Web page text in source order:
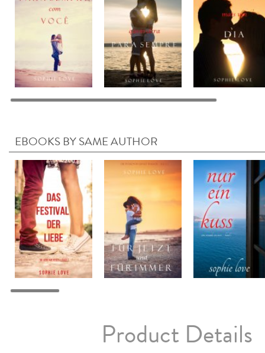
EBOOKS BY SAME AUTHOR
Product Details